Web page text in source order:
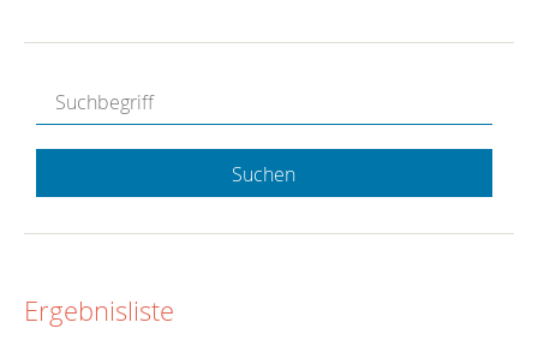
Suchen
Ergebnisliste